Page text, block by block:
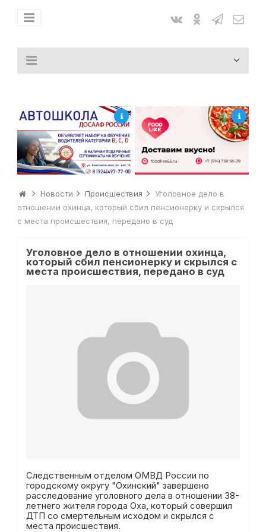
Новости Происшествия
Уголовное дело в
отношении охинца, который сбил пенсионерку и скрылся
с места происшествия, передано в суд
Уголовное дело в отношении охинца,
который сбил пенсионерку и скрылся с
места происшествия, передано в суд
Следственным отделом ОМВД России по
городскому округу "Охинский" завершено
расследование уголовного дела в отношении 38-
летнего жителя города Оха, который совершил
ДТП со смертельным исходом и скрылся с
места происшествия.